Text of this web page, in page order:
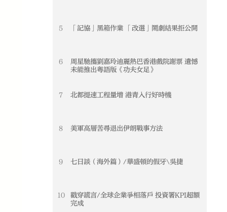
5 「記協」黑箱作業 「改選」鬧劇結果拒公開
6
周星馳攜劉嘉玲迪麗熱巴香港戲院謝票 遺憾
未能推出粵語版《功夫女足》
7 北都提速工程量增 港青入行好時機
8 美軍高層苦尋退出伊朗戰事方法
9 七日談（海外篇）/華盛頓的假牙\吳捷
10
戳穿謊言/全球企業爭相落戶 投資署KPI超額
完成